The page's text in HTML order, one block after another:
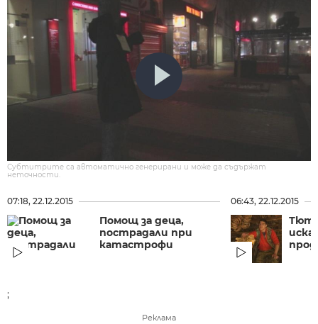
Субтитрите са автоматично генерирани и може да съдържат
неточности.
07:18, 22.12.2015
Помощ за деца,
пострадали при
катастрофи
06:43, 22.12.2015
;
Реклама